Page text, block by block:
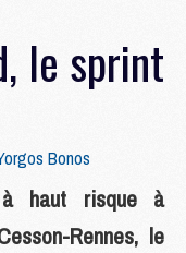
le sprint
Bonos
à haut risque à
Rennes, le